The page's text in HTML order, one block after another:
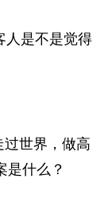
人是不是觉得
世界，做高
什么？